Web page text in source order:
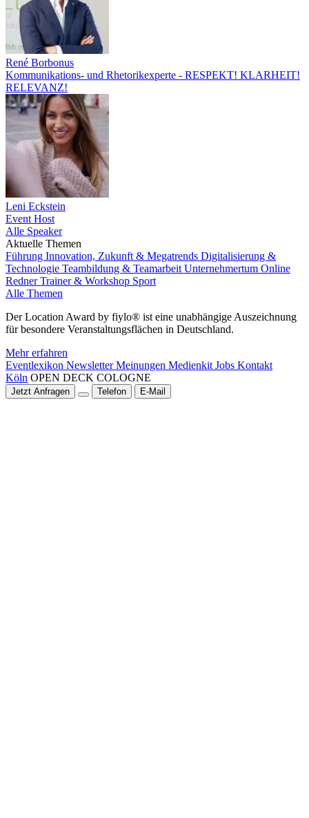
René Borbonus
Kommunikations- und Rhetorikexperte - RESPEKT! KLARHEIT!
RELEVANZ!
Leni Eckstein
Event Host
Alle Speaker
Aktuelle Themen
Führung Innovation, Zukunft & Megatrends Digitalisierung &
Technologie Teambildung & Teamarbeit Unternehmertum Online
RednerTrainer & Workshop Sport
Alle Themen
Der Location Award by fiylo® ist eine unabhängige Auszeichnung
für besondere Veranstaltungsflächen in Deutschland.
Mehr erfahren
Eventlexikon NewsletterMeinungen Medienkit Jobs Kontakt
Köln OPEN DECK COLOGNE
Jetzt Anfragen Telefon E-Mail